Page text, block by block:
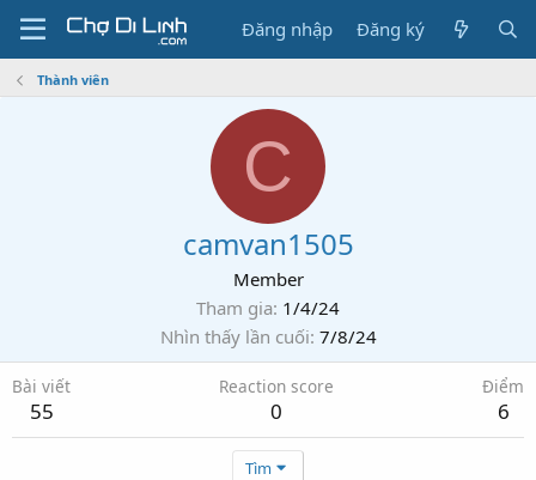
Đăng nhập Đăng ký
Thành viên
C
camvan1505
Member
Tham gia 1/4/24
Nhìn thấy lần cuối 7/8/24
Bài viết
55
Reaction score
0
Điểm
6
Tìm